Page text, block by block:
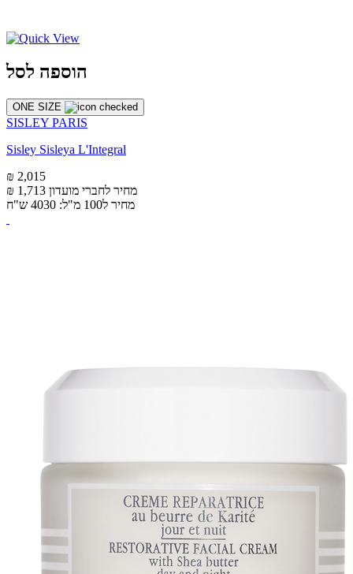
הוספה לסל
ONE SIZE
SISLEY PARIS
Sisley Sisleya L'Integral
₪ 2,015
₪ 1,713 מחיר לחברי מועדון
מחיר ל100 מ"ל: 4030 ש"ח